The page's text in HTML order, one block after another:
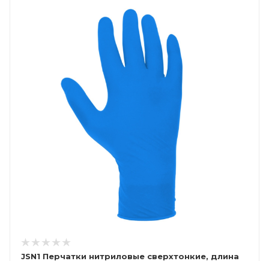
JSN1 Перчатки нитриловые сверхтонкие, длина